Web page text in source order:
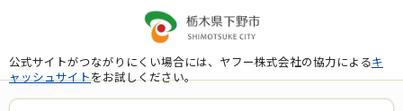
公式サイトがつながりにくい場合には、ヤフー株式会社の協力によるキ
ャッシュサイトをお試しください。